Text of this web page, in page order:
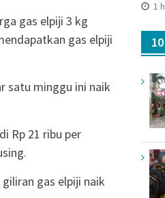
gas elpiji 3 kg
gas elpiji
satu minggu ini naik
Rp 21 ribu per
gas elpiji naik
1